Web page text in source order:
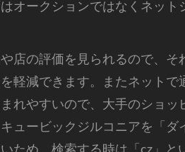
オークションではなくネット
店の評価を見られるので、そ
軽減できます。またネットで
れやすいので、大手のショッ
ュービックジルコニアを「ダ